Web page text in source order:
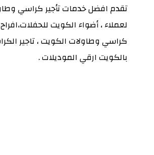
تقدم افضل خدمات تأجير كراسي
لعملاء ، أضواء الكويت
كراسي وطاولات الكويت ، تاجير
بالكويت ارقي الموديلات .